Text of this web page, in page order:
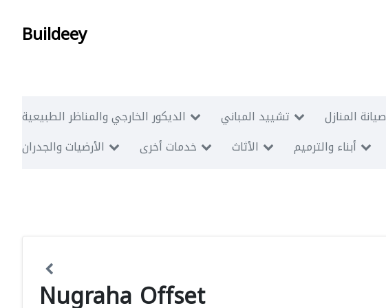
Buildeey
الديكور الخارجي والمناظر الطبيعية تشييد المباني صيانة المنازل
الأرضيات والجدران
خدمات أخرى الأثاث أبناء والترميم
Nugraha Offset